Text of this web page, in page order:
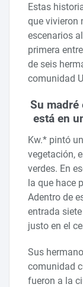
Estas
que vivieron
escenarios
primera
de seis
comunidad
Su madré
está en
Kw.* pintó
vegetación,
verdes. En
la que hace
Adentro de
entrada
justo en el
Sus
comunidad
fueron a la